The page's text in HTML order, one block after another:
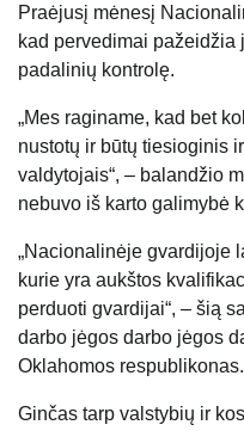
Praėjusį mėnesį
kad pervedimai
padalinių kontrolę.
„Mes raginame, kad bet
nustotų ir būtų tiesioginis
valdytojais“, – balandžio
nebuvo iš karto galimybė
„Nacionalinėje gvardijoje
kurie yra aukštos
perduoti gvardijai“, – šią
darbo jėgos darbo jėgos
Oklahomos respublikonas.
Ginčas tarp valstybių ir